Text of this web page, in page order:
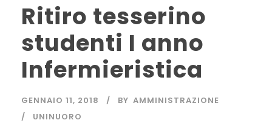
Ritiro tesserino
studenti I anno
Infermieristica
GENNAIO 11, 2018 BY AMMINISTRAZIONE
UNINUORO